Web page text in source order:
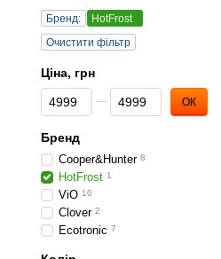
Бренд:
HotFrost
Очистити фільтр
Ціна, грн
Від Ціна, грн
До Ціна, грн ОК
Бренд
Cooper&Hunter 8
HotFrost 1
ViO 10
Clover 2
Ecotronic 7